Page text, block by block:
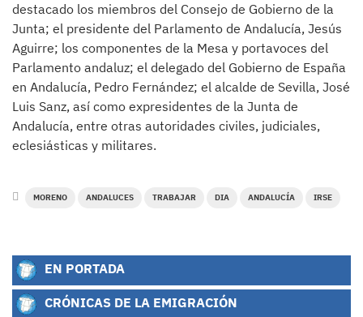
destacado los miembros del Consejo de Gobierno de la
Junta; el presidente del Parlamento de Andalucía, Jesús
Aguirre; los componentes de la Mesa y portavoces del
Parlamento andaluz; el delegado del Gobierno de España
en Andalucía, Pedro Fernández; el alcalde de Sevilla, José
Luis Sanz, así como expresidentes de la Junta de
Andalucía, entre otras autoridades civiles, judiciales,
eclesiásticas y militares.
MORENO ANDALUCES TRABAJAR DIA ANDALUCÍA IRSE
EN PORTADA
CRÓNICAS DE LA EMIGRACIÓN